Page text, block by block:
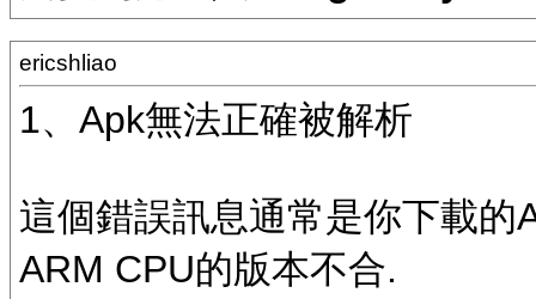
ericshliao
1、Apk無法正確被解析
這個錯誤訊息通常是你下載
ARM CPU的版本不合.